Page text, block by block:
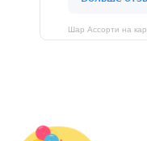
Шар Ассорти на